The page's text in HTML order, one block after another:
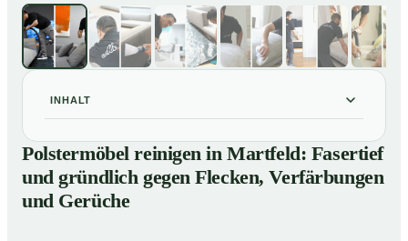
INHALT
Polstermöbel reinigen in Martfeld: Fasertief und
gründlich gegen Flecken, Verfärbungen und Gerüche
02So reinigen unsere Profis Polstermöbel in Martfeld
Polstermöbel reinigen in Martfeld: Fasertief
und gründlich gegen Flecken, Verfärbungen
und Gerüche